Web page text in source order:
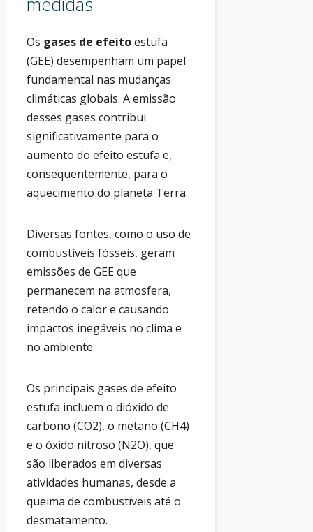
Os gases de efeitoestufa
(GEE) desempenham um papel
fundamental nas mudanças
climáticas globais. A emissão
desses gases contribui
significativamente para o
aumento do efeito estufa e,
consequentemente, para o
aquecimento do planeta Terra.
Diversas fontes, como o uso de
combustíveis fósseis, geram
emissões de GEE que
permanecem na atmosfera,
retendo o calor e causando
impactos inegáveis no clima e
no ambiente.
Os principais gases de efeito
estufa incluem o dióxido de
carbono (CO2), o metano (CH4)
e o óxido nitroso (N2O), que
são liberados em diversas
atividades humanas, desde a
queima de combustíveis até o
desmatamento.